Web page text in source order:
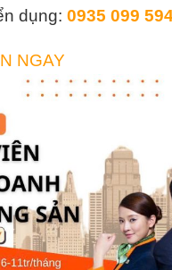
dụng: 0935 099
NGAY